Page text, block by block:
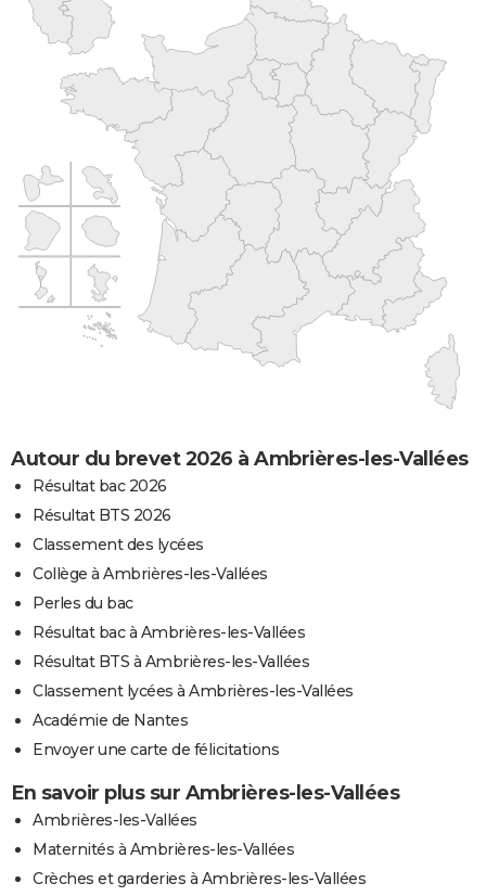
Autour du brevet 2026 à Ambrières-les-Vallées
Résultat bac 2026
Résultat BTS 2026
Classement des lycées
Collège à Ambrières-les-Vallées
Perles du bac
Résultat bac à Ambrières-les-Vallées
Résultat BTS à Ambrières-les-Vallées
Classement lycées à Ambrières-les-Vallées
Académie de Nantes
Envoyer une carte de félicitations
En savoir plus sur Ambrières-les-Vallées
Ambrières-les-Vallées
Maternités à Ambrières-les-Vallées
Crèches et garderies à Ambrières-les-Vallées